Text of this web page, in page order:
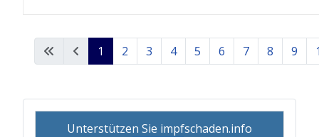
1 2 3 4 5 6 7 8 9
Unterstützen Sie impfschaden.info